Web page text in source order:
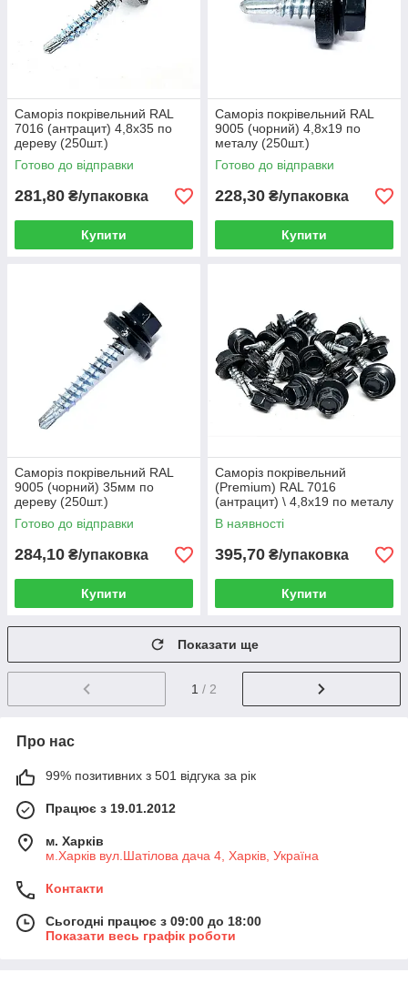
Саморіз покрівельний RAL
7016 (антрацит) 4,8х35 по
дереву (250шт.)
Готово до відправки
281,80 ₴/упаковка
Купити
Саморіз покрівельний RAL
9005 (чорний) 4,8х19 по
металу (250шт.)
Готово до відправки
228,30 ₴/упаковка
Купити
Саморіз покрівельний RAL
9005 (чорний) 35мм по
дереву (250шт.)
Готово до відправки
284,10 ₴/упаковка
Купити
Саморіз покрівельний
(Premium) RAL 7016
(антрацит) \ 4,8х19 по металу
ТАЙВАНЬ (250шт.)
В наявності
395,70 ₴/упаковка
Купити
Показати ще
1 / 2
Про нас
99% позитивних з 501 відгука за рік
Працює з 19.01.2012
м. Харків
м.Харків вул.Шатілова дача 4, Харків, Україна
Контакти
Сьогодні працює з 09:00 до 18:00
Показати весь графік роботи